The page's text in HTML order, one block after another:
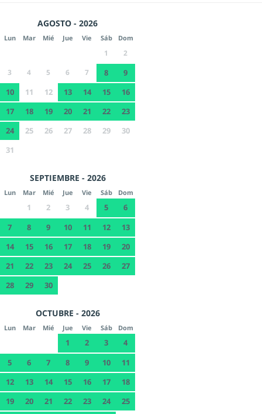
AGOSTO - 2026
Lun Mar Mié Jue Vie Sáb Dom
1
2
3
4 5 6 7 8
9
10
11 12 13 14 15
16
17
18 19 20 21 22
23
24
25 26 27 28 29
30
31
SEPTIEMBRE - 2026
Lun Mar Mié Jue Vie Sáb Dom
1 2 3 4 5
6
7
8 9 10 11 12
13
14
15 16 17 18 19
20
21
22 23 24 25 26
27
28
29 30
OCTUBRE - 2026
Lun Mar Mié Jue Vie Sáb Dom
1 2 3
4
5
6 7 8 9 10
11
12
13 14 15 16 17
18
19
20 21 22 23 24 25